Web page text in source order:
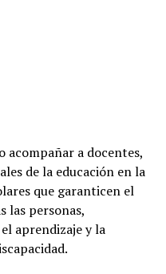
a docentes,
de la educación en la
que garanticen el
las personas,
aprendizaje y la